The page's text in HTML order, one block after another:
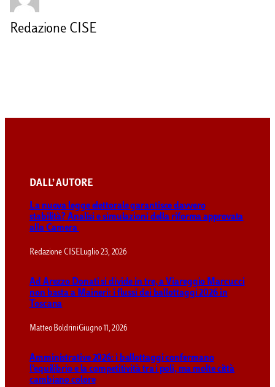
Redazione CISE
DALL’ AUTORE
La nuova legge elettorale garantisce davvero
stabilità? Analisi e simulazioni della riforma approvata
alla Camera
Redazione CISELuglio 23, 2026
Ad Arezzo Donati si divide in tre, a Viareggio Marcucci
non basta a Maineri: i flussi dei ballottaggi 2026 in
Toscana
Matteo BoldriniGiugno 11, 2026
Amministrative 2026: i ballottaggi confermano
l’equilibrio e la competitività tra i poli, ma molte città
cambiano colore